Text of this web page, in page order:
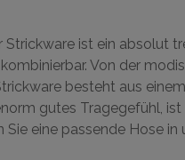
Strickware ist ein absolut
Von der
besteht aus
gutes Tragegefühl,
eine passende Hose in